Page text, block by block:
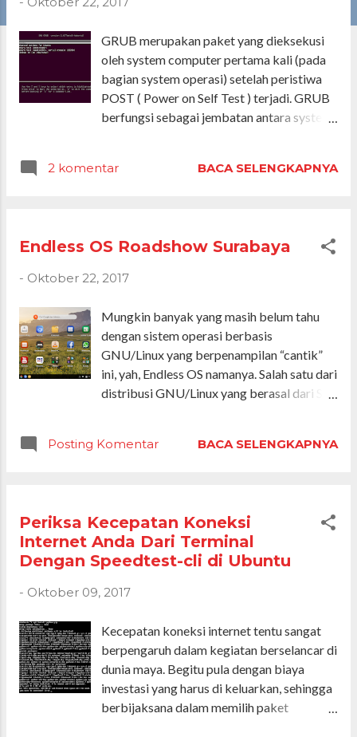
GRUB merupakan paket yang dieksekusi
oleh system computer pertama kali (pada
bagian system operasi) setelah peristiwa
POST ( Power on Self Test ) terjadi. GRUB
berfungsi sebagai jembatan antara system
2 komentar BACA SELENGKAPNYA
Endless OS Roadshow Surabaya
- Oktober 22, 2017
Mungkin banyak yang masih belum tahu
dengan sistem operasi berbasis
GNU/Linux yang berpenampilan “cantik”
ini, yah, Endless OS namanya. Salah satu dari
distribusi GNU/Linux yang berasal dari San
Posting Komentar BACA SELENGKAPNYA
Periksa Kecepatan Koneksi
Internet Anda Dari Terminal
Dengan Speedtest-cli di Ubuntu
- Oktober 09, 2017
Kecepatan koneksi internet tentu sangat
berpengaruh dalam kegiatan berselancar di
dunia maya. Begitu pula dengan biaya
investasi yang harus di keluarkan, sehingga
berbijaksana dalam memilih paket